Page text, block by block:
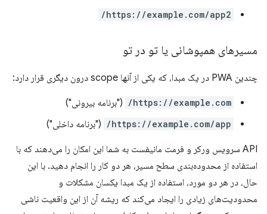
https://example.com/app2/
مسیرهای همپوشانی یا تو در تو
چندین PWA در یک مبدا، که یکی از آنها scope درون دیگری قرار دارد:
https://example.com/ ("برنامه بیرونی")
https://example.com/app/ ("برنامه داخلی")
API سرویس ورکر و فرمت مانیفست به شما این امکان را می‌دهند که با
استفاده از محدوده‌بندی سطح مسیر، هر دو کار را انجام دهید. با این
حال، در هر دو مورد، استفاده از یک مبدا یکسان مشکلات و
محدودیت‌های زیادی را ایجاد می‌کند که ریشه آن از این واقعیت ناشی